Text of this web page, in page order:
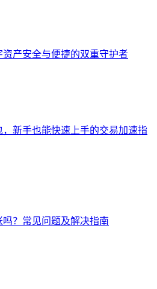
资产安全与便捷的双重守护者
，新手也能快速上手的交易加速指
吗？常见问题及解决指南